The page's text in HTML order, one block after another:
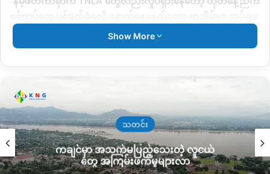
ပ်ရေးပိုင်းတွေအားလုံးကို
ခေါ်ယူပြီး
ဘယ်ဘက်ကနေ
ဖြစ်ဖြစ် သေနတ်သံကြားတဲ့ဘက်ကို လက်နက်ကြီးပစ်မယ် ဆိုပြီး
တော့ဘူးဆိုပြီး
ပြောတယ်တဲ့
ဟုနမ့်ဖတ်ကာဒေသခံပြည်သူတစ်ဦး
ပြောပါတယ်။
ဩဂုတ် ၃ ရက်နေ့ည စစ်ကောင်စီတပ်ဖွဲ့ကို တအာင်း
တပ်ဖွဲ့TNLAက ဆိုင်ကယ်ဖြင့် သွားရောက်ပစ်ခတ်ခဲ့တဲ့ နောက်နေ့
မှာပဲ ရွာက အုပ်ချူပ်ရေးပိုင်းတွေကို ခေါ်ယူပြီး သတိပေး
ခြိမ်းခြောက်ပြောဆိုတာဖြစ်တယ်လို့ ဆိုပါတယ်။
Show More
သတင်း
ကချင်မှာ အသက်မပြည့်သေးတဲ့ လူငယ်
တွေ အကြမ်းဖက်မှုများလာ